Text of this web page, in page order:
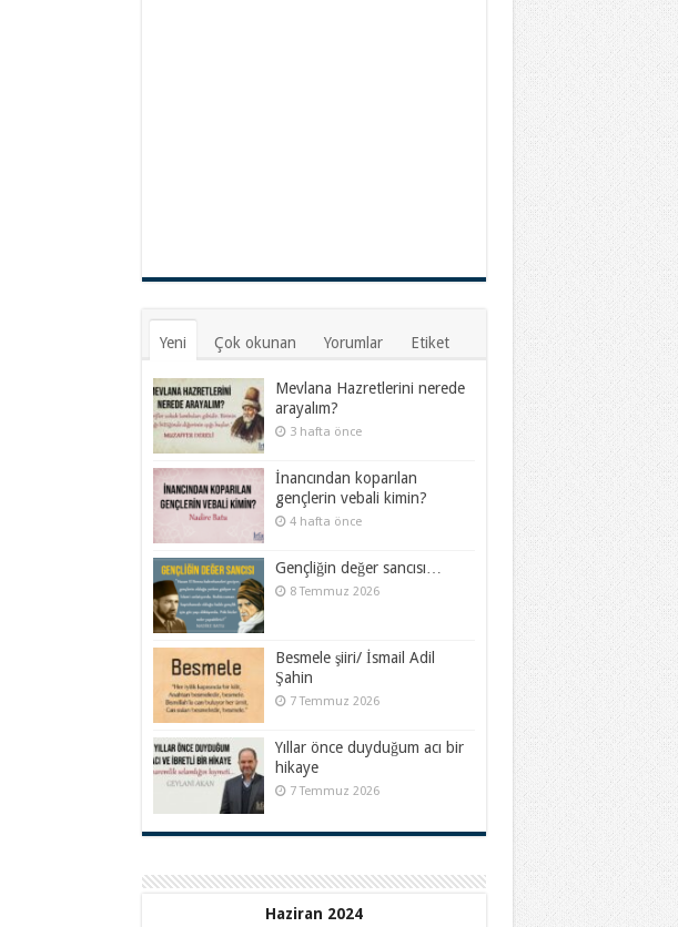
Yeni Çok okunan Yorumlar Etiket
Mevlana Hazretlerini nerede
arayalım?
3 hafta önce
İnancından koparılan
gençlerin vebali kimin?
4 hafta önce
Gençliğin değer sancısı…
8 Temmuz 2026
Besmele şiiri/ İsmail Adil
Şahin
7 Temmuz 2026
Yıllar önce duyduğum acı bir
hikaye
7 Temmuz 2026
Haziran 2024